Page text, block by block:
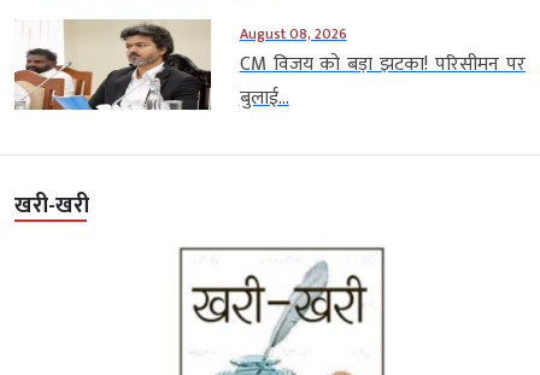
August 08, 2026
CM विजय को बड़ा झटका! परिसीमन पर
बुलाई...
खरी-खरी